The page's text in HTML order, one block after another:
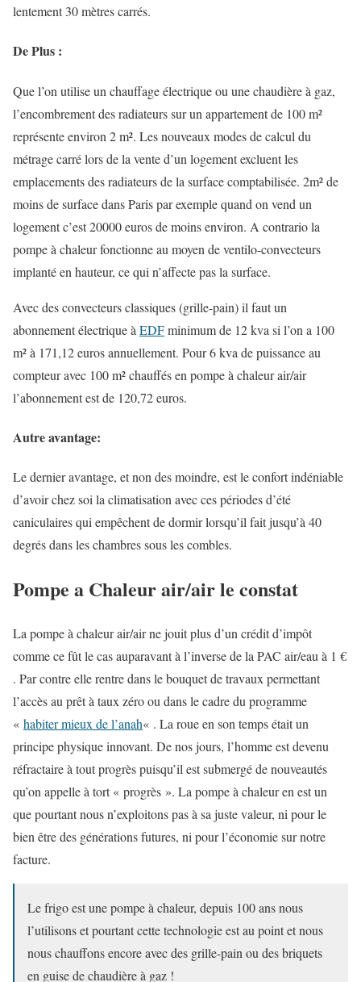
lentement 30 mètres carrés.
De Plus :
Que l’on utilise un chauffage électrique ou une chaudière à gaz,
l’encombrement des radiateurs sur un appartement de 100 m²
représente environ 2 m². Les nouveaux modes de calcul du
métrage carré lors de la vente d’un logement excluent les
emplacements des radiateurs de la surface comptabilisée. 2m² de
moins de surface dans Paris par exemple quand on vend un
logement c’est 20000 euros de moins environ. A contrario la
pompe à chaleur fonctionne au moyen de ventilo-convecteurs
implanté en hauteur, ce qui n’affecte pas la surface.
Avec des convecteurs classiques (grille-pain) il faut un
abonnement électrique à EDFminimum de 12 kva si l’on a 100
m² à 171,12 euros annuellement. Pour 6 kva de puissance au
compteur avec 100 m² chauffés en pompe à chaleur air/air
l’abonnement est de 120,72 euros.
Autre avantage:
Le dernier avantage, et non des moindre, est le confort indéniable
d’avoir chez soi la climatisation avec ces périodes d’été
caniculaires qui empêchent de dormir lorsqu’il fait jusqu’à 40
degrés dans les chambres sous les combles.
Pompe a Chaleur air/air le constat
La pompe à chaleur air/air ne jouit plus d’un crédit d’impôt
comme ce fût le cas auparavant à l’inverse de la PAC air/eau à 1 €
. Par contre elle rentre dans le bouquet de travaux permettant
l’accès au prêt à taux zéro ou dans le cadre du programme
« habiter mieux de l’anah« . La roue en son temps était un
principe physique innovant. De nos jours, l’homme est devenu
réfractaire à tout progrès puisqu’il est submergé de nouveautés
qu’on appelle à tort « progrès ». La pompe à chaleur en est un
que pourtant nous n’exploitons pas à sa juste valeur, ni pour le
bien être des générations futures, ni pour l’économie sur notre
facture.
Le frigo est une pompe à chaleur, depuis 100 ans nous
l’utilisons et pourtant cette technologie est au point et nous
nous chauffons encore avec des grille-pain ou des briquets
en guise de chaudière à gaz !